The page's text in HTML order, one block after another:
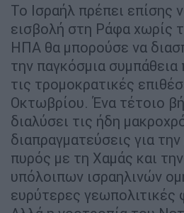
Το Ισραήλ πρέπει επίσης
εισβολή στη Ράφα χωρίς
ΗΠΑ θα μπορούσε να
την παγκόσμια
τις τρομοκρατικές
Οκτωβρίου. Ένα τέτοιο
διαλύσει τις ήδη
διαπραγματεύσεις για
πυρός με τη Χαμάς και
υπόλοιπων ισραηλινών
ευρύτερες γεωπολιτικές